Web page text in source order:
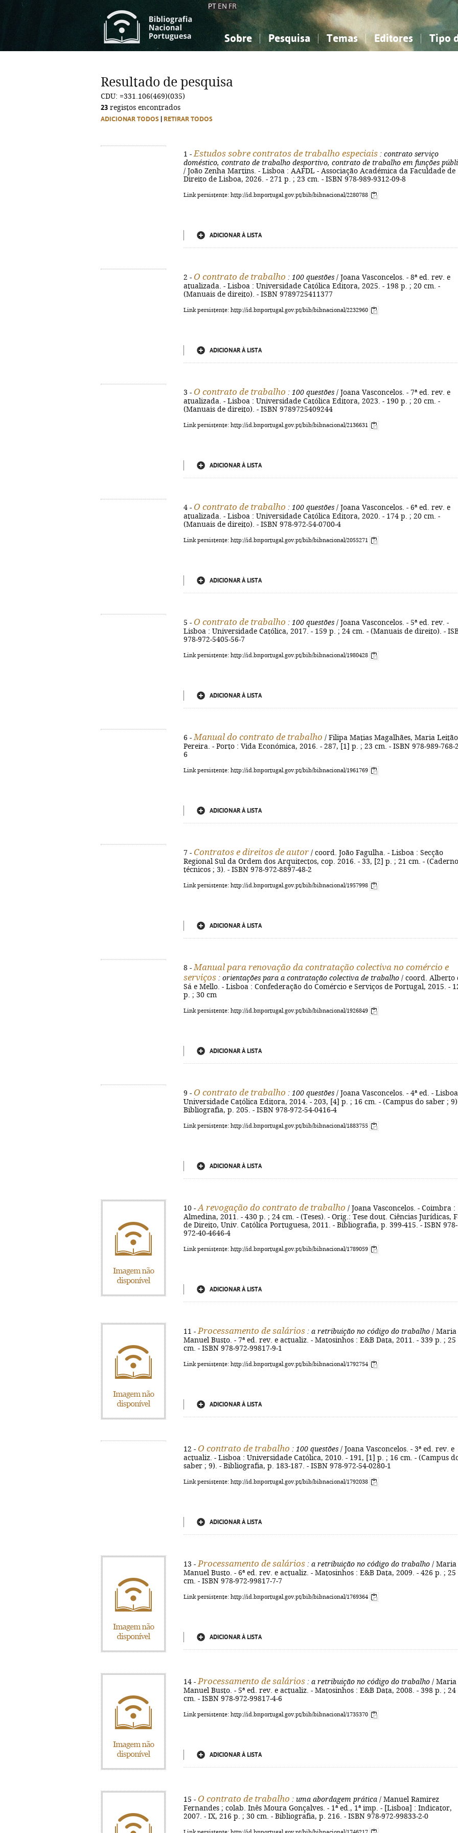
PT EN FR
Sobre Pesquisa Temas
Ciências sociais...
Editores Tipo
Ciências sociais...
Resultado de pesquisa
CDU: =331.106(469)(035)
23 registos encontrados
ADICIONAR TODOS RETIRAR TODOS
1 - Estudos sobre contratos de trabalho especiais : contrato serviço
doméstico, contrato de trabalho desportivo, contrato de trabalho em funções
/ João Zenha Martins. - Lisboa : AAFDL - Associação Académica da Faculdade de
Direito de Lisboa, 2026. - 271 p. ; 23 cm. - ISBN 978-989-9312-09-8
Link persistente: http://id.bnportugal.gov.pt/bib/bibnacional/2280788
ADICIONAR À LISTA
2 - O contrato de trabalho : 100 questões / Joana Vasconcelos. - 8ª ed. rev. e
atualizada. - Lisboa : Universidade Católica Editora, 2025. - 198 p. ; 20 cm. -
(Manuais de direito). - ISBN 9789725411377
Link persistente: http://id.bnportugal.gov.pt/bib/bibnacional/2232960
ADICIONAR À LISTA
3 - O contrato de trabalho : 100 questões / Joana Vasconcelos. - 7ª ed. rev. e
atualizada. - Lisboa : Universidade Católica Editora, 2023. - 190 p. ; 20 cm. -
(Manuais de direito). - ISBN 9789725409244
Link persistente: http://id.bnportugal.gov.pt/bib/bibnacional/2136631
ADICIONAR À LISTA
4 - O contrato de trabalho : 100 questões / Joana Vasconcelos. - 6ª ed. rev. e
atualizada. - Lisboa : Universidade Católica Editora, 2020. - 174 p. ; 20 cm. -
(Manuais de direito). - ISBN 978-972-54-0700-4
Link persistente: http://id.bnportugal.gov.pt/bib/bibnacional/2055271
ADICIONAR À LISTA
5 - O contrato de trabalho : 100 questões / Joana Vasconcelos. - 5ª ed. rev. -
Lisboa : Universidade Católica, 2017. - 159 p. ; 24 cm. - (Manuais de direito). -
978-972-5405-56-7
Link persistente: http://id.bnportugal.gov.pt/bib/bibnacional/1980428
ADICIONAR À LISTA
6 - Manual do contrato de trabalho / Filipa Matias Magalhães, Maria Leitão
Pereira. - Porto : Vida Económica, 2016. - 287, [1] p. ; 23 cm. - ISBN 978-989-768-
6
Link persistente: http://id.bnportugal.gov.pt/bib/bibnacional/1961769
ADICIONAR À LISTA
7 - Contratos e direitos de autor / coord. João Fagulha. - Lisboa : Secção
Regional Sul da Ordem dos Arquitectos, cop. 2016. - 33, [2] p. ; 21 cm. -
técnicos ; 3). - ISBN 978-972-8897-48-2
Link persistente: http://id.bnportugal.gov.pt/bib/bibnacional/1957998
ADICIONAR À LISTA
8 - Manual para renovação da contratação colectiva no comércio e
serviços : orientações para a contratação colectiva de trabalho / coord. Alberto
Sá e Mello. - Lisboa : Confederação do Comércio e Serviços de Portugal, 2015. -
p. ; 30 cm
Link persistente: http://id.bnportugal.gov.pt/bib/bibnacional/1926849
ADICIONAR À LISTA
9 - O contrato de trabalho : 100 questões / Joana Vasconcelos. - 4ª ed. -
Universidade Católica Editora, 2014. - 203, [4] p. ; 16 cm. - (Campus do saber ;
Bibliografia, p. 205. - ISBN 978-972-54-0416-4
Link persistente: http://id.bnportugal.gov.pt/bib/bibnacional/1883755
ADICIONAR À LISTA
10 - A revogação do contrato de trabalho / Joana Vasconcelos. - Coimbra :
Almedina, 2011. - 430 p. ; 24 cm. - (Teses). - Orig.: Tese dout. Ciências Jurídicas,
de Direito, Univ. Católica Portuguesa, 2011. - Bibliografia, p. 399-415. - ISBN 978-
972-40-4646-4
Link persistente: http://id.bnportugal.gov.pt/bib/bibnacional/1789059
ADICIONAR À LISTA
11 - Processamento de salários : a retribuição no código do trabalho / Maria
Manuel Busto. - 7ª ed. rev. e actualiz. - Matosinhos : E&B Data, 2011. - 339 p. ; 25
cm. - ISBN 978-972-99817-9-1
Link persistente: http://id.bnportugal.gov.pt/bib/bibnacional/1792754
ADICIONAR À LISTA
12 - O contrato de trabalho : 100 questões / Joana Vasconcelos. - 3ª ed. rev. e
actualiz. - Lisboa : Universidade Católica, 2010. - 191, [1] p. ; 16 cm. - (Campus
saber ; 9). - Bibliografia, p. 183-187. - ISBN 978-972-54-0280-1
Link persistente: http://id.bnportugal.gov.pt/bib/bibnacional/1792038
ADICIONAR À LISTA
13 - Processamento de salários : a retribuição no código do trabalho / Maria
Manuel Busto. - 6ª ed. rev. e actualiz. - Matosinhos : E&B Data, 2009. - 426 p. ; 25
cm. - ISBN 978-972-99817-7-7
Link persistente: http://id.bnportugal.gov.pt/bib/bibnacional/1769364
ADICIONAR À LISTA
14 - Processamento de salários : a retribuição no código do trabalho / Maria
Manuel Busto. - 5ª ed. rev. e actualiz. - Matosinhos : E&B Data, 2008. - 398 p. ; 24
cm. - ISBN 978-972-99817-4-6
Link persistente: http://id.bnportugal.gov.pt/bib/bibnacional/1735370
ADICIONAR À LISTA
15 - O contrato de trabalho : uma abordagem prática / Manuel Ramirez
Fernandes ; colab. Inês Moura Gonçalves. - 1ª ed., 1ª imp. - [Lisboa] : Indicator,
2007. - IX, 216 p. ; 30 cm. - Bibliografia, p. 216. - ISBN 978-972-99833-2-0